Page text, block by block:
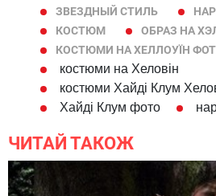
ЗВЕЗДНЫЙ СТИЛЬ
КОСТЮМ
ОБРАЗ НА
КОСТЮМИ НА ХЕЛЛОУЇН
костюми на Хеловін
костюми Хайді Клум
Хайді Клум фото
ЧИТАЙ ТАКОЖ